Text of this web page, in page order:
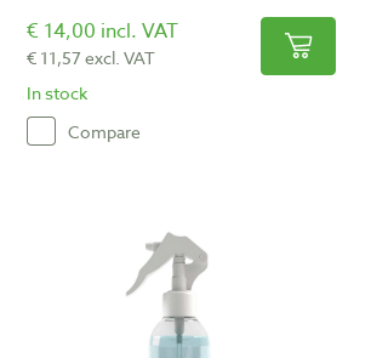
€ 14,00 incl. VAT
€ 11,57 excl. VAT
In stock
Compare